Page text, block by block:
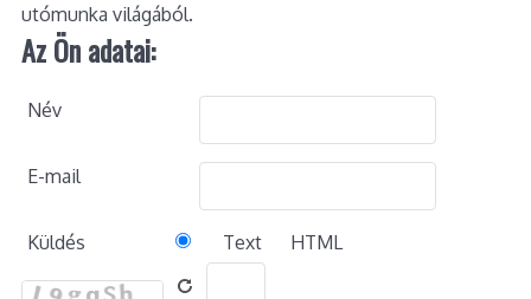
utómunka világából.
Az Ön adatai:
Név
E-mail
Küldés Text HTML